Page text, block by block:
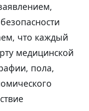
что каждый
медицинской
пола,